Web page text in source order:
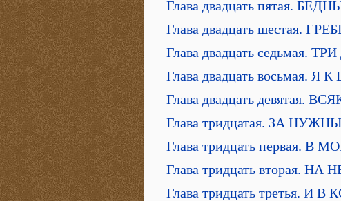
Глава двадцать пятая.
Глава двадцать шестая.
Глава двадцать
Глава двадцать
Глава двадцать
Глава тридцатая. ЗА
Глава тридцать первая.
Глава тридцать вторая.
Глава тридцать третья.